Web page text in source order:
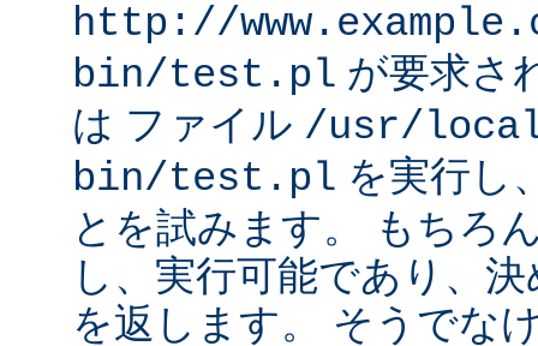
http://
bin/test.pl が要求さ
は ファイル /usr/
bin/test.pl を実行し
とを試みます。 もちろ
し、実行可能であり、
を返します。 そうでな